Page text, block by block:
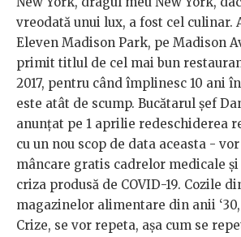
vreodată unui lux, a fost cel culinar.
Eleven Madison Park, pe Madison
primit titlul de cel mai bun
2017, pentru când împlinesc 10 ani
este atât de scump. Bucătarul șef
anunțat pe 1 aprilie redeschiderea
cu un nou scop de data aceasta -
mâncare gratis cadrelor medicale
criza produsă de COVID-19. Cozile
magazinelor alimentare din anii
Crize, se vor repeta, așa cum se